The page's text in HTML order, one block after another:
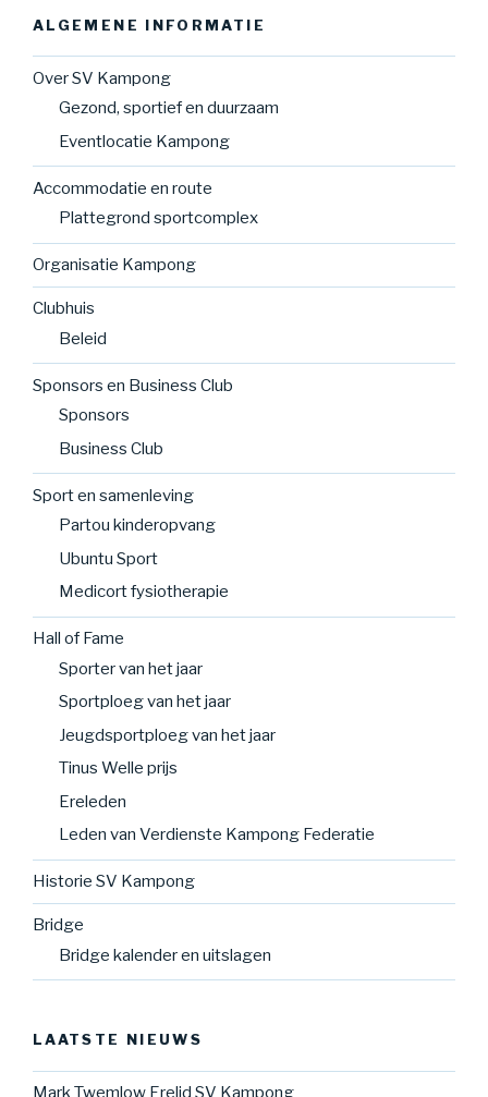
ALGEMENE INFORMATIE
Over SV Kampong
Gezond, sportief en duurzaam
Eventlocatie Kampong
Accommodatie en route
Plattegrond sportcomplex
Organisatie Kampong
Clubhuis
Beleid
Sponsors en Business Club
Sponsors
Business Club
Sport en samenleving
Partou kinderopvang
Ubuntu Sport
Medicort fysiotherapie
Hall of Fame
Sporter van het jaar
Sportploeg van het jaar
Jeugdsportploeg van het jaar
Tinus Welle prijs
Ereleden
Leden van Verdienste Kampong Federatie
Historie SV Kampong
Bridge
Bridge kalender en uitslagen
LAATSTE NIEUWS
Mark Twemlow Erelid SV Kampong